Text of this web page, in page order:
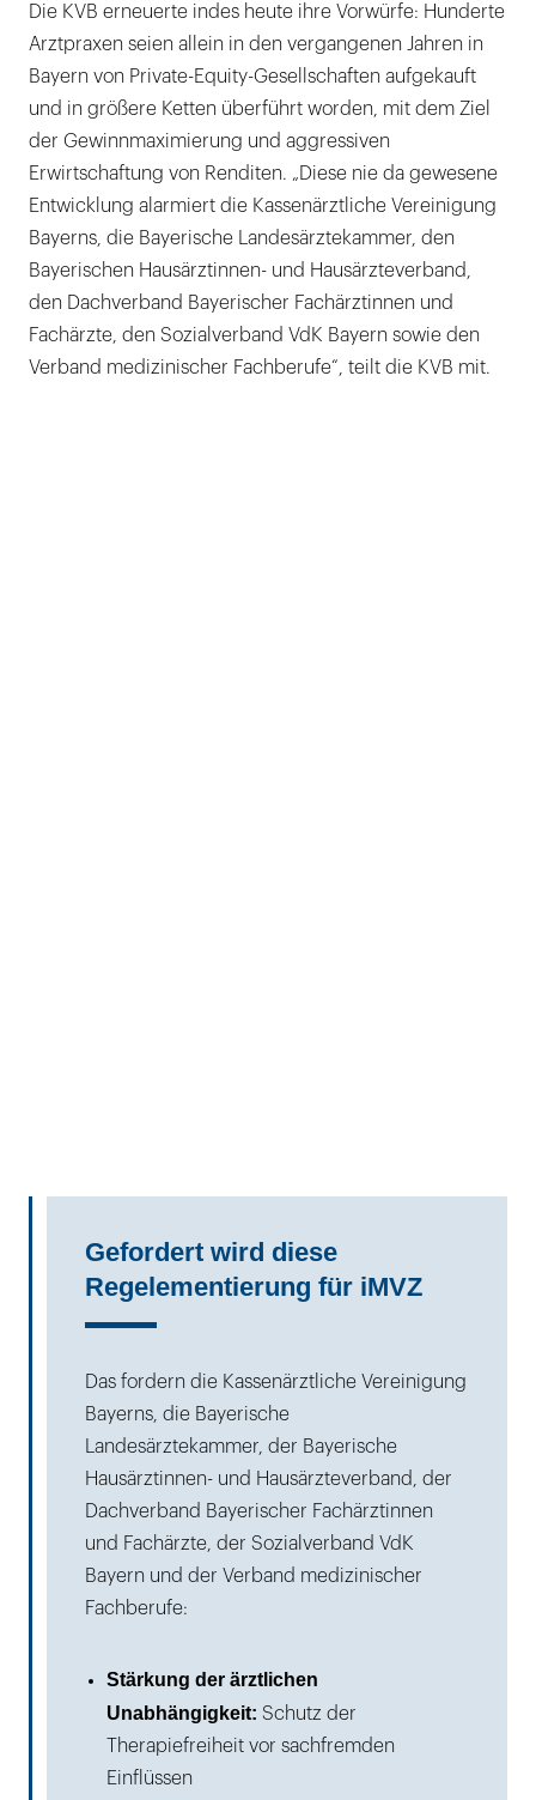
Die KVB erneuerte indes heute ihre Vorwürfe: Hunderte
Arztpraxen seien allein in den vergangenen Jahren in
Bayern von Private-Equity-Gesellschaften aufgekauft
und in größere Ketten überführt worden, mit dem Ziel
der Gewinnmaximierung und aggressiven
Erwirtschaftung von Renditen. „Diese nie da gewesene
Entwicklung alarmiert die Kassenärztliche Vereinigung
Bayerns, die Bayerische Landesärztekammer, den
Bayerischen Hausärztinnen- und Hausärzteverband,
den Dachverband Bayerischer Fachärztinnen und
Fachärzte, den Sozialverband VdK Bayern sowie den
Verband medizinischer Fachberufe“, teilt die KVB mit.
Gefordert wird diese
Regelementierung für iMVZ
Das fordern die Kassenärztliche Vereinigung
Bayerns, die Bayerische
Landesärztekammer, der Bayerische
Hausärztinnen- und Hausärzteverband, der
Dachverband Bayerischer Fachärztinnen
und Fachärzte, der Sozialverband VdK
Bayern und der Verband medizinischer
Fachberufe:
Stärkung der ärztlichen
Unabhängigkeit: Schutz der
Therapiefreiheit vor sachfremden
Einflüssen